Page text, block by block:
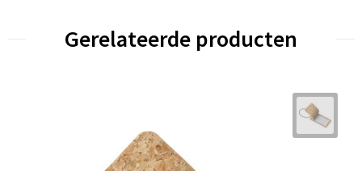
Gerelateerde producten